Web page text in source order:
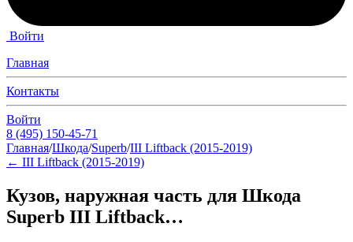
Войти
Главная
Контакты
Войти
8 (495) 150-45-71
Главная/Шкода/Superb/III Liftback (2015-2019)
← III Liftback (2015-2019)
Кузов, наружная часть для Шкода
Superb III Liftback…